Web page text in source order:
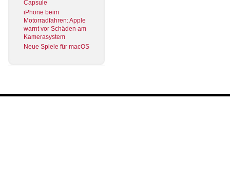
Capsule
iPhone beim
Motorradfahren: Apple
warnt vor Schäden am
Kamerasystem
Neue Spiele für macOS